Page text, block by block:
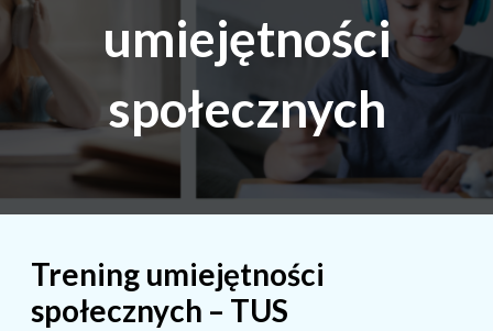
umiejętności
społecznych
Trening umiejętności
społecznych – TUS